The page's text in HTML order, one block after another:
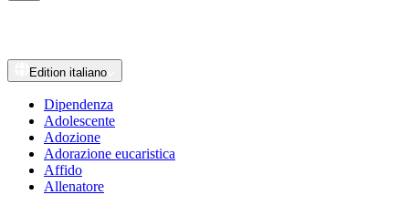
Edition italiano
Dipendenza
Adolescente
Adozione
Adorazione eucaristica
Affido
Allenatore